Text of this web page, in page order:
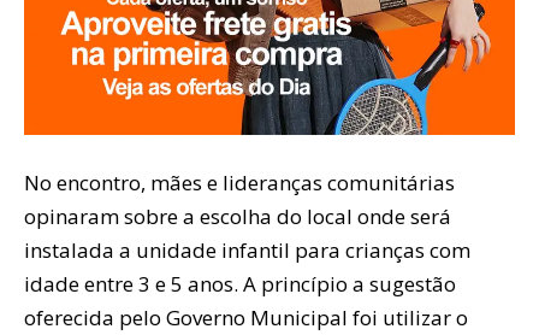
No encontro, mães e lideranças comunitárias
opinaram sobre a escolha do local onde será
instalada a unidade infantil para crianças com
idade entre 3 e 5 anos. A princípio a sugestão
oferecida pelo Governo Municipal foi utilizar o